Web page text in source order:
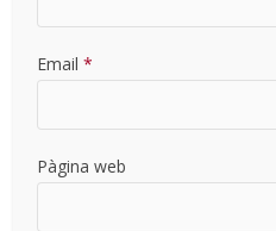
Email *
Pàgina web